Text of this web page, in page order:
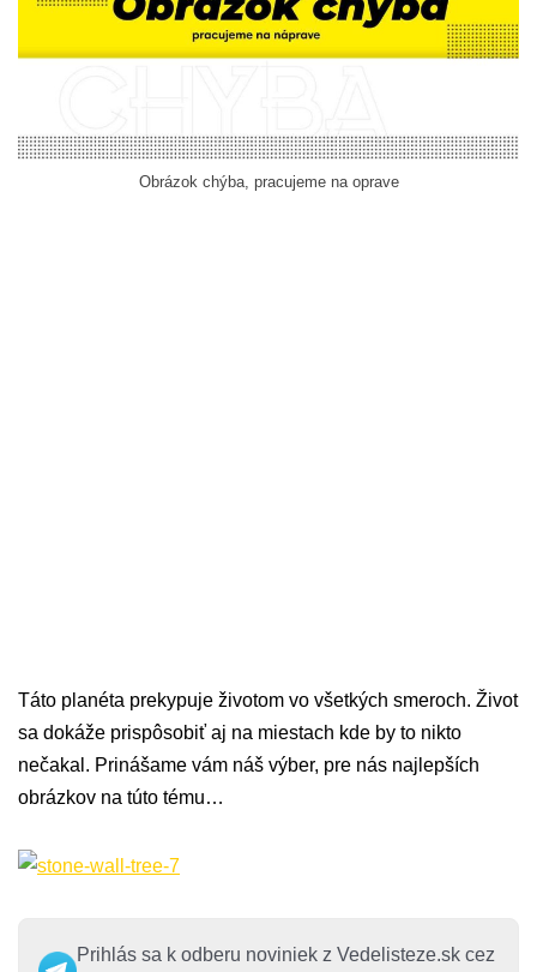
Obrázok chýba, pracujeme na oprave
Táto planéta prekypuje životom vo všetkých smeroch. Život
sa dokáže prispôsobiť aj na miestach kde by to nikto
nečakal. Prinášame vám náš výber, pre nás najlepších
obrázkov na túto tému…
Prihlás sa k odberu noviniek z Vedelisteze.sk cez